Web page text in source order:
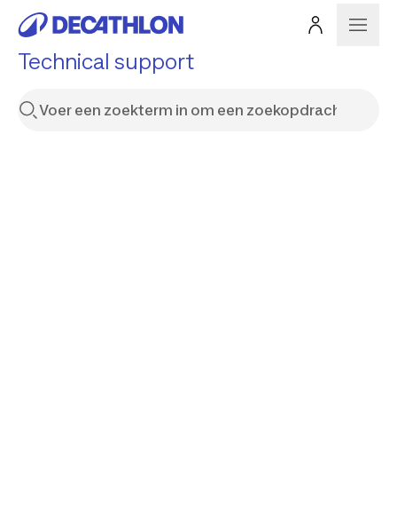
Technical support